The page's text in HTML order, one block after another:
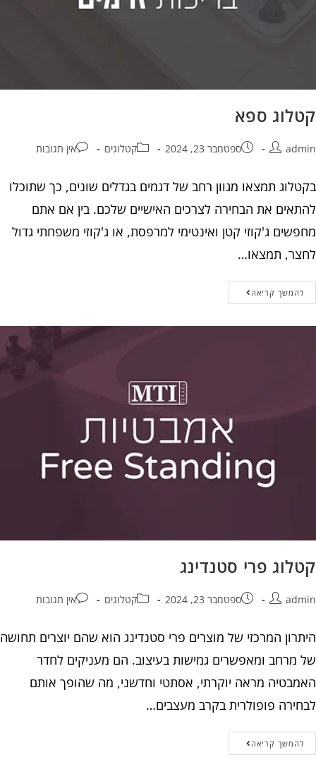
קטלוג ספא
admin ספטמבר 23, 2024 קטלוגים אין תגובות
בקטלוג תמצאו מגוון רחב של דגמים בגדלים שונים, כך שתוכלו
להתאים את הבחירה לצרכים האישיים שלכם. בין אם אתם
מחפשים ג'קוזי קטן ואינטימי למרפסת, או ג'קוזי משפחתי גדול
לחצר, תמצאו…
להמשך קריאה
קטלוג פרי סטנדינג
admin ספטמבר 23, 2024 קטלוגים אין תגובות
היתרון המרכזי של מוצרים פרי סטנדינג הוא שהם יוצרים תחושה
של מרחב ומאפשרים גמישות בעיצוב. הם מעניקים לחדר
האמבטיה מראה יוקרתי, אסתטי וחדשני, מה שהופך אותם
לבחירה פופולרית בקרב מעצבים…
להמשך קריאה